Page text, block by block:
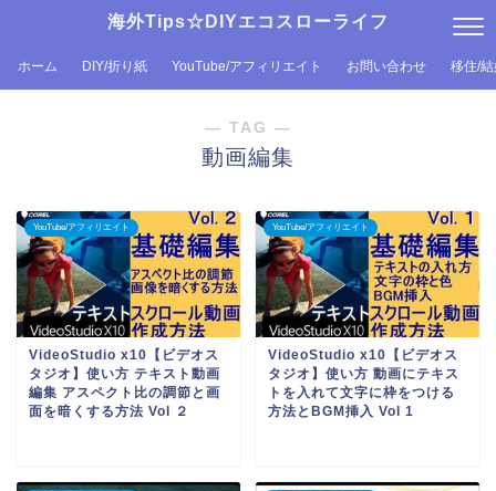
海外Tips☆DIYエコスローライフ
ホーム DIY/折り紙 YouTube/アフィリエイト お問い合わせ 移住/
― TAG ―
動画編集
YouTube/アフィリエイト
VideoStudio x10【ビデオス
タジオ】使い方 テキスト動画
編集 アスペクト比の調節と画
面を暗くする方法 Vol ２
YouTube/アフィリエイト
VideoStudio x10【ビデオス
タジオ】使い方 動画にテキス
トを入れて文字に枠をつける
方法とBGM挿入 Vol 1